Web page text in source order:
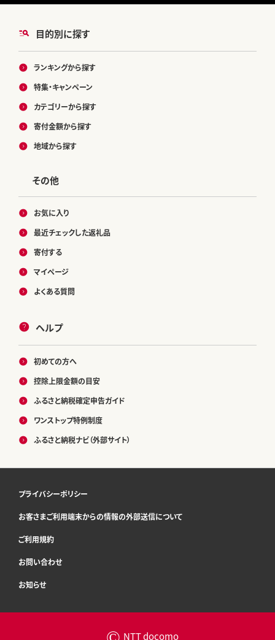
目的別に探す
ランキングから探す
特集・キャンペーン
カテゴリーから探す
寄付金額から探す
地域から探す
その他
お気に入り
最近チェックした返礼品
寄付する
マイページ
よくある質問
ヘルプ
初めての方へ
控除上限金額の目安
ふるさと納税確定申告ガイド
ワンストップ特例制度
ふるさと納税ナビ（外部サイト）
プライバシーポリシー
お客さまご利用端末からの情報の外部送信について
ご利用規約
お問い合わせ
お知らせ
NTT docomo